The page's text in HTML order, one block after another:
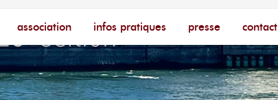
association infos pratiques presse contact